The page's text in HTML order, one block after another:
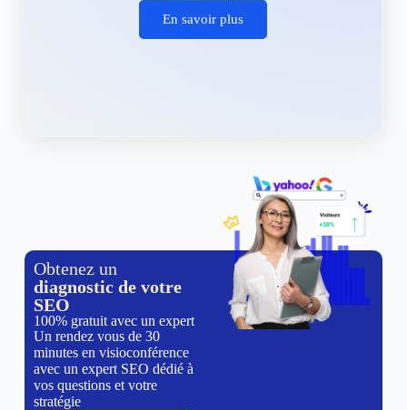
En savoir plus
Obtenez un
diagnostic de votre
SEO
100% gratuit avec un expert
Un rendez vous de 30
minutes en visioconférence
avec un expert SEO dédié à
vos questions et votre
stratégie